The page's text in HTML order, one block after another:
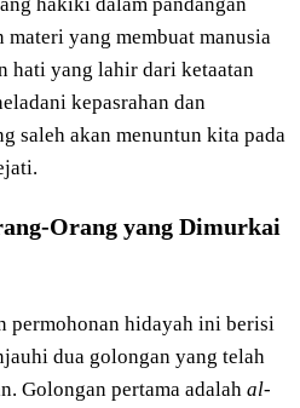
yang membuat manusia
hati yang lahir dari ketaatan
kepasrahan dan
saleh akan menuntun kita pada
Orang yang Dimurkai
permohonan hidayah ini berisi
dua golongan yang telah
Golongan pertama adalah al-